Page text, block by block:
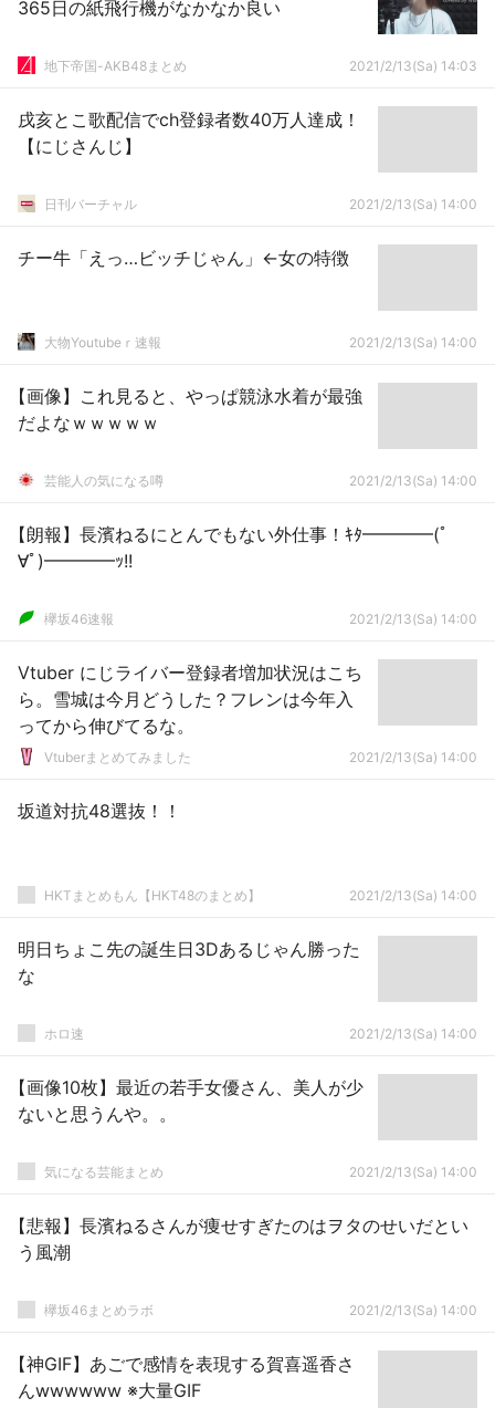
365日の紙飛行機がなかなか良い
地下帝国-AKB48まとめ 2021/2/13(Sa) 14:03
戌亥とこ歌配信でch登録者数40万人達成！
【にじさんじ】
日刊バーチャル 2021/2/13(Sa) 14:00
チー牛「えっ…ビッチじゃん」←女の特徴
大物Youtubeｒ速報 2021/2/13(Sa) 14:00
【画像】これ見ると、やっぱ競泳水着が最強
だよなｗｗｗｗｗ
芸能人の気になる噂 2021/2/13(Sa) 14:00
【朗報】長濱ねるにとんでもない外仕事！ｷﾀ━━━━(ﾟ
∀ﾟ)━━━━ｯ!!
欅坂46速報 2021/2/13(Sa) 14:00
Vtuber にじライバー登録者増加状況はこち
ら。雪城は今月どうした？フレンは今年入
ってから伸びてるな。
Vtuberまとめてみました 2021/2/13(Sa) 14:00
坂道対抗48選抜！！
HKTまとめもん【HKT48のまとめ】 2021/2/13(Sa) 14:00
明日ちょこ先の誕生日3Dあるじゃん勝った
な
ホロ速 2021/2/13(Sa) 14:00
【画像10枚】最近の若手女優さん、美人が少
ないと思うんや。。
気になる芸能まとめ 2021/2/13(Sa) 14:00
【悲報】長濱ねるさんが痩せすぎたのはヲタのせいだとい
う風潮
欅坂46まとめラボ 2021/2/13(Sa) 14:00
【神GIF】あごで感情を表現する賀喜遥香さ
んwwwwww ※大量GIF